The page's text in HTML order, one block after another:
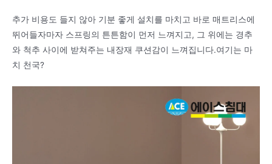
추가 비용도 들지 않아 기분 좋게 설치를 마치고 바로 매트리스에
뛰어들자마자 스프링의 튼튼함이 먼저 느껴지고, 그 위에는 경추
와 척추 사이에 받쳐주는 내장재 쿠션감이 느껴집니다.여기는 마
치 천국?